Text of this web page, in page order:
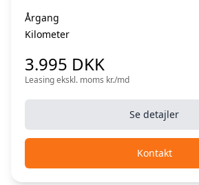
Årgang
Kilometer
3.995 DKK
Leasing ekskl. moms kr./md
Se detajler
Kontakt